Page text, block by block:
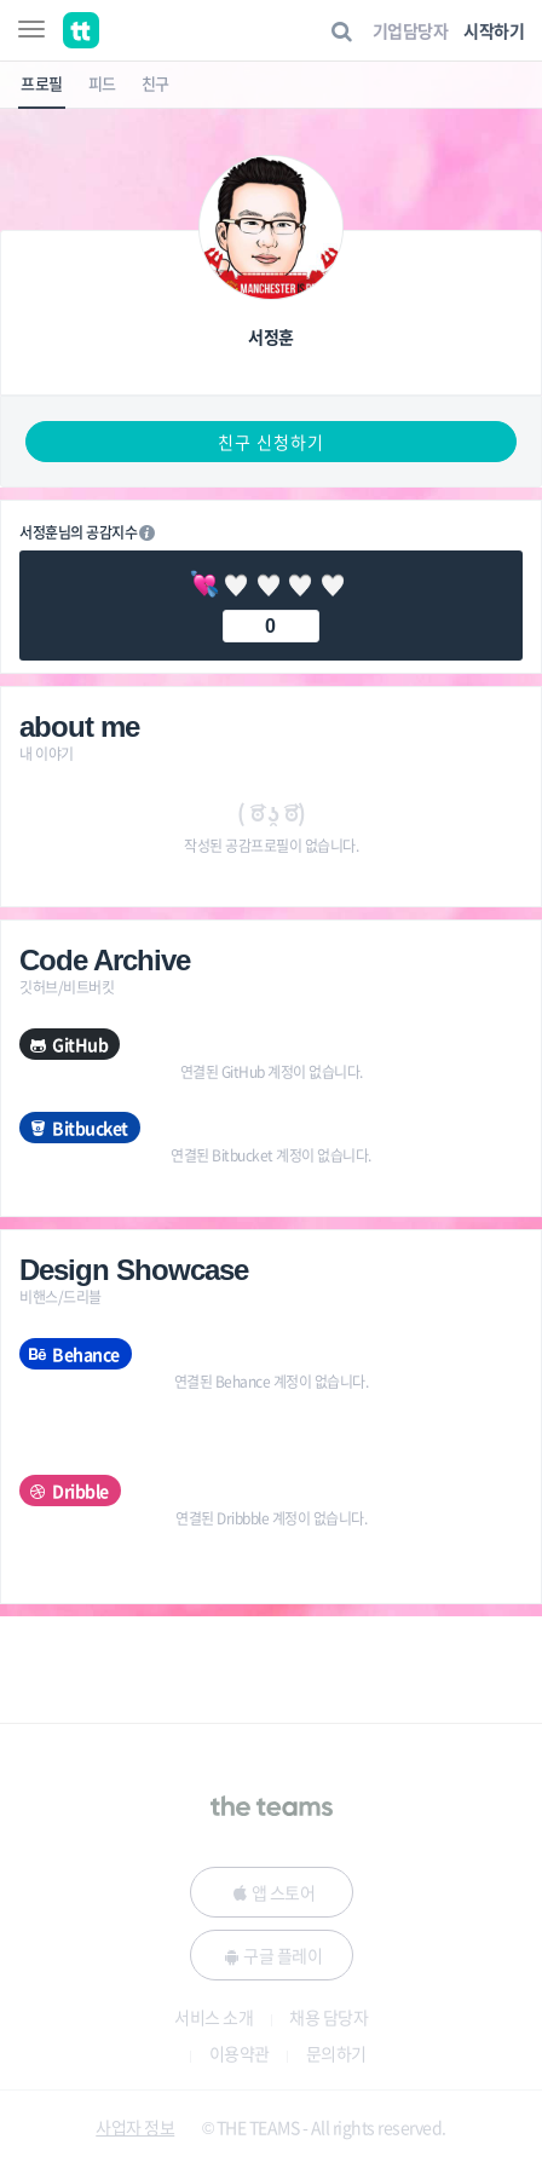
기업담당자 시작하기
프로필 피드 친구
서정훈
친구 신청하기
서정훈님의 공감지수
0
about me
내 이야기
( ͡ಠ ʖ̯ ͡ಠ)
작성된 공감프로필이 없습니다.
Code Archive
깃허브/비트버킷
GitHub
연결된 GitHub 계정이 없습니다.
Bitbucket
연결된 Bitbucket 계정이 없습니다.
Design Showcase
비핸스/드리블
Behance
연결된 Behance 계정이 없습니다.
Dribble
연결된 Dribbble 계정이 없습니다.
앱 스토어
구글 플레이
서비스 소개
채용 담당자
이용약관
문의하기
사업자 정보 © THE TEAMS - All rights reserved.